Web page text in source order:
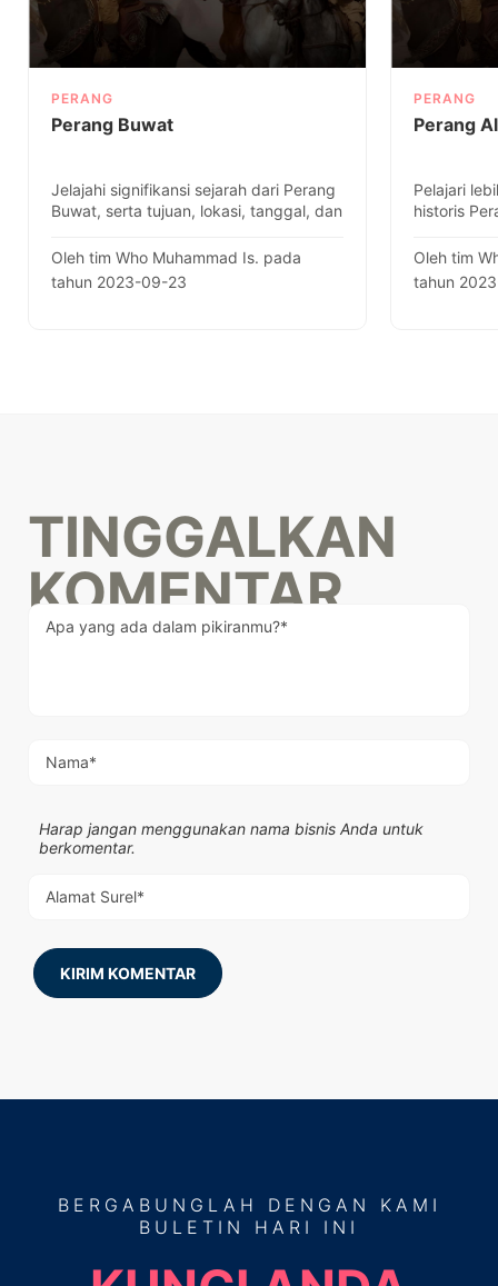
PERANG
Perang Buwat
Jelajahi signifikansi sejarah dari Perang
Buwat, serta tujuan, lokasi, tanggal, dan
Oleh tim Who Muhammad Is. pada
tahun 2023-09-23
PERANG
Perang
Pelajari
historis
Oleh tim
tahun
TINGGALKAN
KOMENTAR
Harap jangan menggunakan nama bisnis Anda untuk
berkomentar.
KIRIM KOMENTAR
BERGABUNGLAH DENGAN KAMI
BULETIN HARI INI